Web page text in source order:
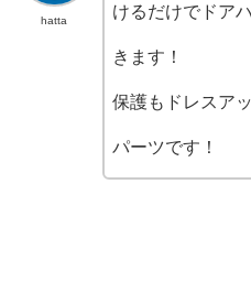
hatta
けるだけでドア
きます！
保護もドレスア
パーツです！